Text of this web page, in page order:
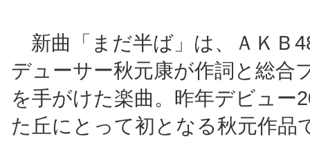
新曲「まだ半ば」は、ＡＫＢ
デューサー秋元康が作詞と総合
を手がけた楽曲。昨年デビュー
た丘にとって初となる秋元作品